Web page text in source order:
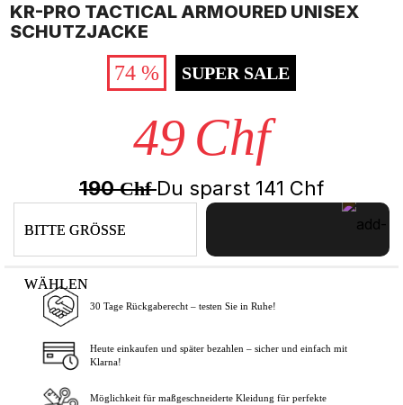
KR-PRO TACTICAL ARMOURED UNISEX
SCHUTZJACKE
74 % SUPER SALE
49 Chf
190ChfDu sparst 141 Chf
BITTE GRÖSSE
WÄHLEN
In den Warenkorb
30 Tage Rückgaberecht – testen Sie in Ruhe!
Heute einkaufen und später bezahlen – sicher und einfach mit
Klarna!
Möglichkeit für maßgeschneiderte Kleidung für perfekte